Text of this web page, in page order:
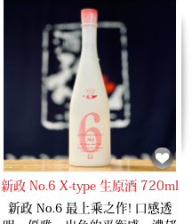
新政 No.6 X-type 生原酒 720ml
新政 No.6 最上乘之作! 口感透